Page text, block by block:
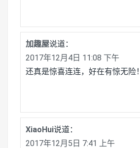
加趣屋说道：
2017年12月4日 11:08 下午
还真是惊喜连连，好在有惊无险！
XiaoHui说道：
2017年12月5日 7:41 上午